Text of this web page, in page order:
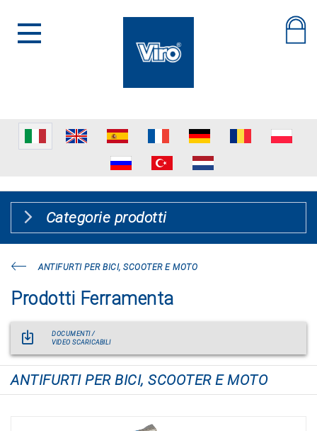
Categorie prodotti
ANTIFURTI PER BICI, SCOOTER E MOTO
Prodotti Ferramenta
DOCUMENTI /
VIDEO SCARICABILI
ANTIFURTI PER BICI, SCOOTER E MOTO